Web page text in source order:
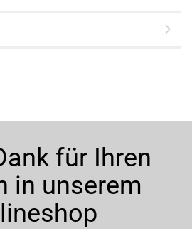
für Ihren
in unserem